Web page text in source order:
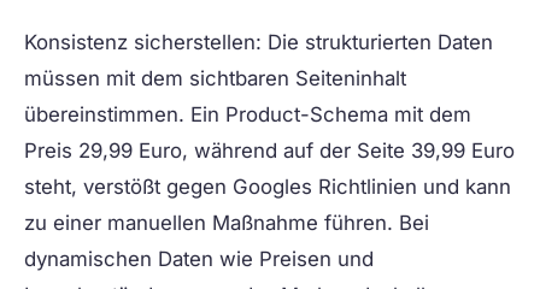
Konsistenz sicherstellen: Die strukturierten Daten
müssen mit dem sichtbaren Seiteninhalt
übereinstimmen. Ein Product-Schema mit dem
Preis 29,99 Euro, während auf der Seite 39,99 Euro
steht, verstößt gegen Googles Richtlinien und kann
zu einer manuellen Maßnahme führen. Bei
dynamischen Daten wie Preisen und